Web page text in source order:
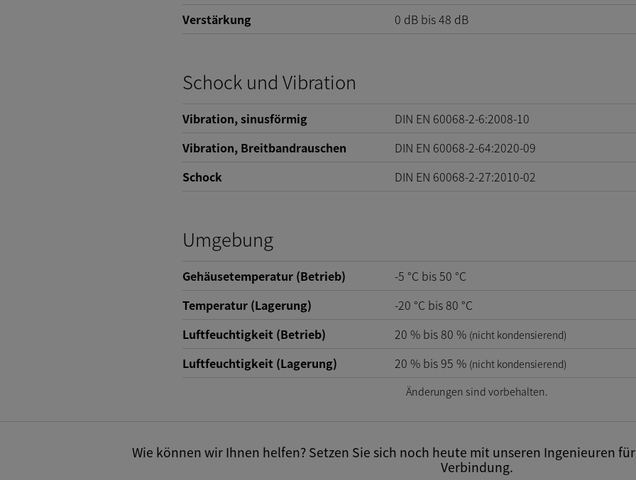
Verstärkung
0 dBbis48 dB
Schock und Vibration
Vibration, sinusförmig
DIN EN 60068-2-6:2008-10
Vibration, Breitbandrauschen
DIN EN 60068-2-64:2020-09
Schock
DIN EN 60068-2-27:2010-02
Umgebung
Gehäusetemperatur (Betrieb) -5 °C bis50 °C
Temperatur (Lagerung)
-20 °C bis80 °C
Luftfeuchtigkeit (Betrieb)
20 %bis80 % (nicht kondensierend)
Luftfeuchtigkeit (Lagerung) 20 %bis95 % (nicht kondensierend)
Änderungen sind vorbehalten.
Wie können wir Ihnen helfen? Setzen Sie sich noch heute mit unseren Ingenieuren
Verbindung.